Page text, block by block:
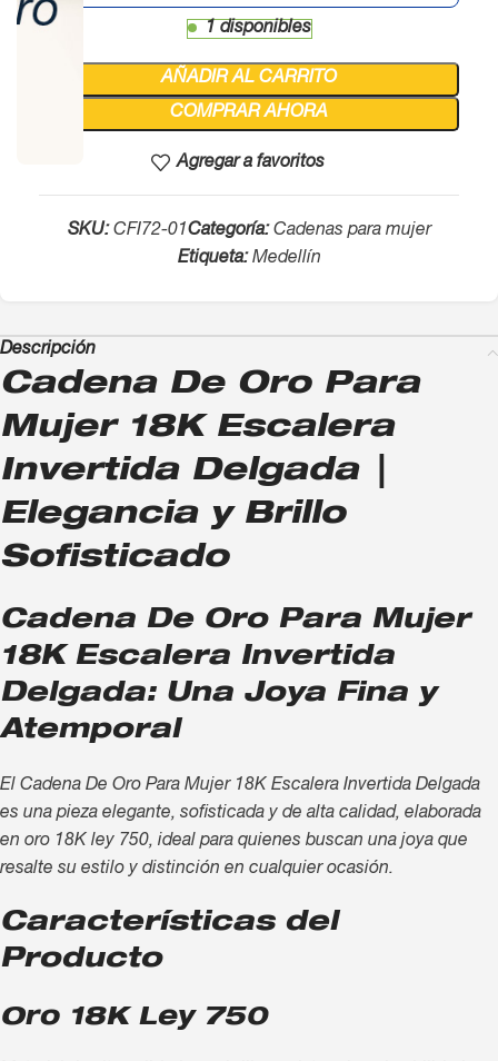
1 disponibles
AÑADIR AL CARRITO
COMPRAR AHORA
Agregar a favoritos
SKU:CFI72-01Categoría: Cadenas para mujer
Etiqueta: Medellín
Descripción
Cadena De Oro Para
Mujer 18K Escalera
Invertida Delgada |
Elegancia y Brillo
Sofisticado
Cadena De Oro Para Mujer
18K Escalera Invertida
Delgada: Una Joya Fina y
Atemporal
El Cadena De Oro Para Mujer 18K Escalera Invertida Delgada
es una pieza elegante, sofisticada y de alta calidad, elaborada
en oro 18K ley 750, ideal para quienes buscan una joya que
resalte su estilo y distinción en cualquier ocasión.
Características del
Producto
Oro 18K Ley 750